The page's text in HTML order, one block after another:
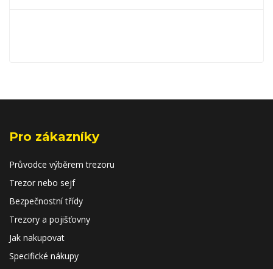
Pro zákazníky
Průvodce výběrem trezoru
Trezor nebo sejf
Bezpečnostní třídy
Trezory a pojišťovny
Jak nakupovat
Specifické nákupy